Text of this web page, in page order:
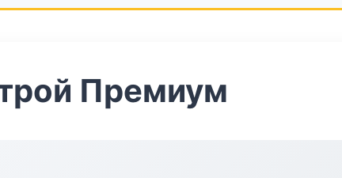
Премиум